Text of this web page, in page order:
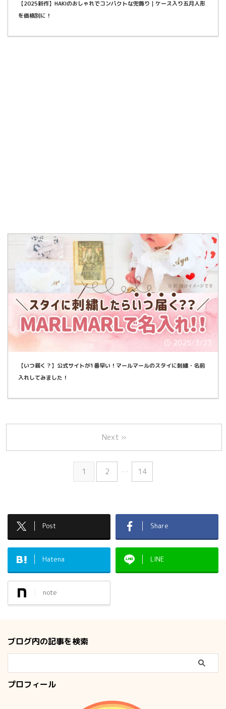
【2025新作】HAKIのおしゃれでコンパクトな兜飾り｜ケース入り五月人形
を価格別に！
2025/3/23
【いつ届く？】公式サイトが1番早い！マールマールのスタイに刺繍・名前
入れしてみました！
1 2 … 14
Next »
Post Share
Hatena LINE
note
ブログ内の記事を検索
プロフィール